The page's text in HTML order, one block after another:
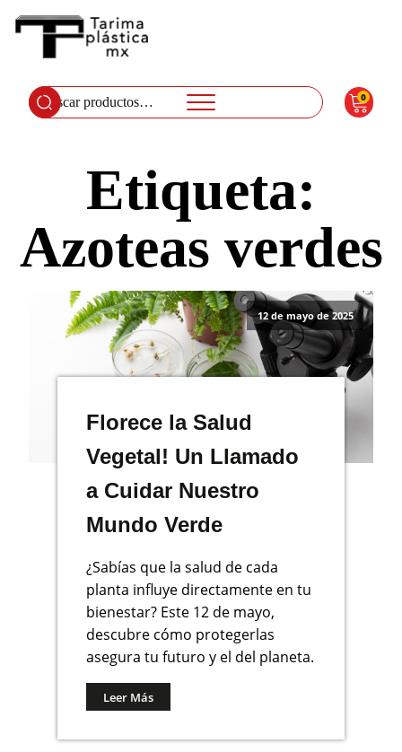
Buscar
por:
0
Etiqueta:
Azoteas verdes
12 de mayo de 2025
Florece la Salud
Vegetal! Un Llamado
a Cuidar Nuestro
Mundo Verde
¿Sabías que la salud de cada
planta influye directamente en tu
bienestar? Este 12 de mayo,
descubre cómo protegerlas
asegura tu futuro y el del planeta.
Leer Más